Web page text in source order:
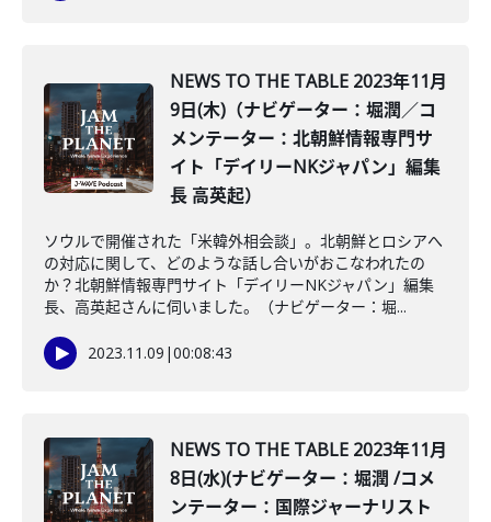
NEWS TO THE TABLE 2023年11月
9日(木)（ナビゲーター：堀潤／コ
メンテーター：北朝鮮情報専門サ
イト「デイリーNKジャパン」編集
長 高英起）
ソウルで開催された「米韓外相会談」。北朝鮮とロシアへ
の対応に関して、どのような話し合いがおこなわれたの
か？北朝鮮情報専門サイト「デイリーNKジャパン」編集
長、高英起さんに伺いました。（ナビゲーター：堀...
2023.11.09 |00:08:43
NEWS TO THE TABLE 2023年11月
8日(水)(ナビゲーター：堀潤 /コメ
ンテーター：国際ジャーナリスト